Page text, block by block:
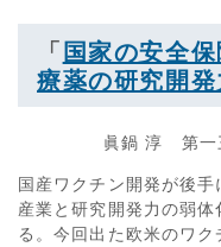
「 国家の安全
療薬の研究開
眞鍋 淳 第一
国産ワクチン開発が後
産業と研究開発力の弱
る。今回出た欧米のワ